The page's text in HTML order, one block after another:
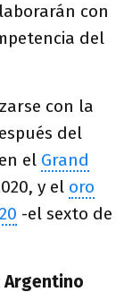
con
del
con la
del
el Grand
y el oro
-el sexto de
Argentino